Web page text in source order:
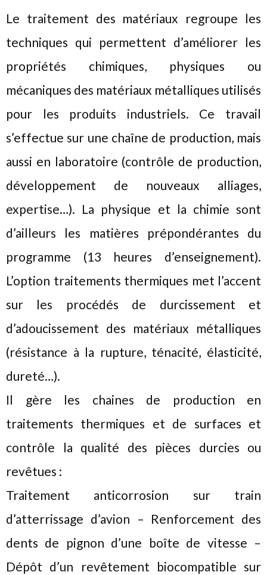
Le traitement des matériaux regroupe les
techniques qui permettent d’améliorer les
propriétés chimiques, physiques ou
mécaniques des matériaux métalliques utilisés
pour les produits industriels. Ce travail
s’effectue sur une chaîne de production, mais
aussi en laboratoire (contrôle de production,
développement de nouveaux alliages,
expertise…). La physique et la chimie sont
d’ailleurs les matières prépondérantes du
programme (13 heures d’enseignement).
L’option traitements thermiques met l’accent
sur les procédés de durcissement et
d’adoucissement des matériaux métalliques
(résistance à la rupture, ténacité, élasticité,
dureté…).
Il gère les chaines de production en
traitements thermiques et de surfaces et
contrôle la qualité des pièces durcies ou
revêtues :
Traitement anticorrosion sur train
d’atterrissage d’avion – Renforcement des
dents de pignon d’une boîte de vitesse –
Dépôt d’un revêtement biocompatible sur